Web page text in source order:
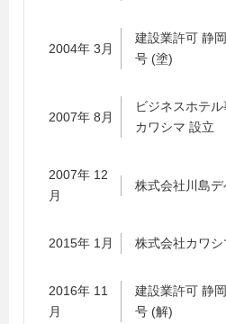
2004年 3月
建設業許可 静
号 (塗)
2007年 8月
ビジネスホテ
カワシマ 設立
2007年 12
月
株式会社川島
2015年 1月 株式会社カワ
2016年 11
月
建設業許可 静
号 (解)